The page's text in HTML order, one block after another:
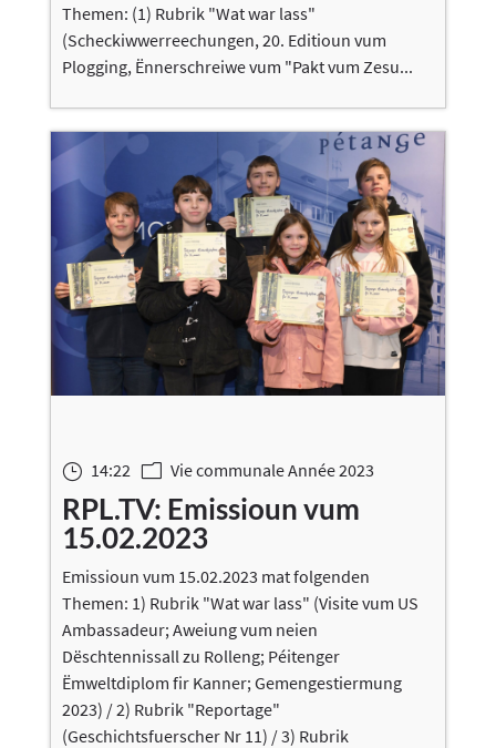
Themen: (1) Rubrik "Wat war lass"
(Scheckiwwerreechungen, 20. Editioun vum
Plogging, Ënnerschreiwe vum "Pakt vum Zesu...
} 14:22 m Vie communale Année 2023
RPL.TV: Emissioun vum
15.02.2023
Emissioun vum 15.02.2023 mat folgenden
Themen: 1) Rubrik "Wat war lass" (Visite vum US
Ambassadeur; Aweiung vum neien
Dëschtennissall zu Rolleng; Péitenger
Ëmweltdiplom fir Kanner; Gemengestiermung
2023) / 2) Rubrik "Reportage"
(Geschichtsfuerscher Nr 11) / 3) Rubrik